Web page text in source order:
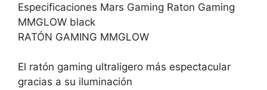
Especificaciones Mars Gaming Raton Gaming
MMGLOW black
RATÓN GAMING MMGLOW
El ratón gaming ultraligero más espectacular
gracias a su iluminación